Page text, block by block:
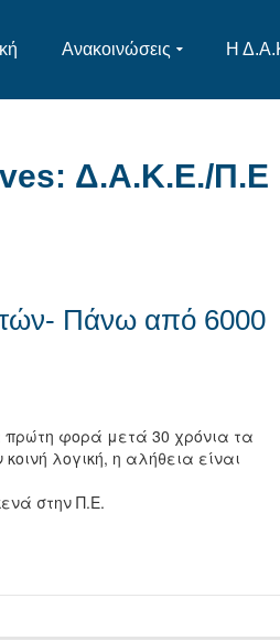
Ανακοινώσεις Η
Δ.Α.Κ.Ε./Π.Ε
Πάνω από 6000
πρώτη φορά μετά 30 χρόνια τα
λογική, η αλήθεια είναι
στην Π.Ε.